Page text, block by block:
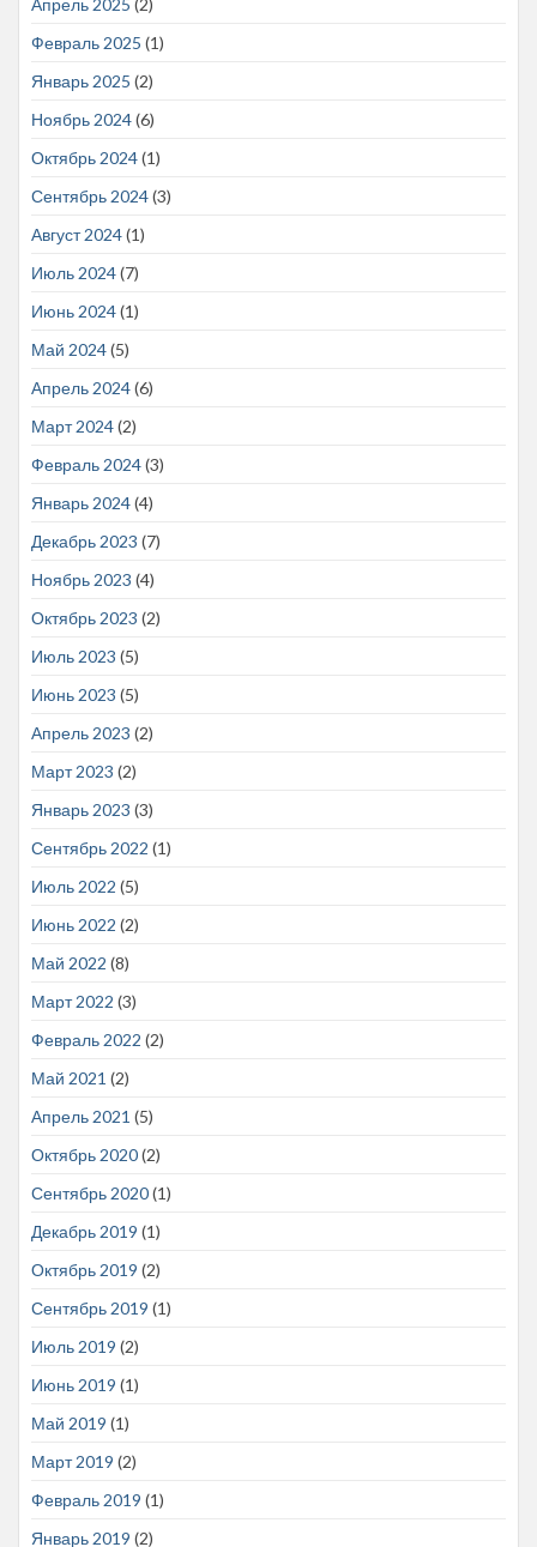
Февраль 2025 (1)
Январь 2025 (2)
Ноябрь 2024(6)
Октябрь 2024(1)
Сентябрь 2024(3)
Август 2024(1)
Июль 2024(7)
Июнь 2024(1)
Май 2024(5)
Апрель 2024(6)
Март 2024(2)
Февраль 2024(3)
Январь 2024(4)
Декабрь 2023 (7)
Ноябрь 2023 (4)
Октябрь 2023 (2)
Июль 2023 (5)
Июнь 2023 (5)
Апрель 2023 (2)
Март 2023 (2)
Январь 2023 (3)
Сентябрь 2022 (1)
Июль 2022 (5)
Июнь 2022 (2)
Май 2022 (8)
Март 2022 (3)
Февраль 2022 (2)
Май 2021 (2)
Апрель 2021 (5)
Октябрь 2020(2)
Сентябрь 2020(1)
Декабрь 2019 (1)
Октябрь 2019 (2)
Сентябрь 2019 (1)
Июль 2019 (2)
Июнь 2019 (1)
Май 2019 (1)
Март 2019 (2)
Февраль 2019 (1)
Январь 2019 (2)